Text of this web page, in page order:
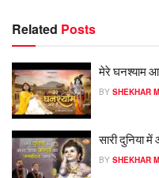
Related Posts
मेरे घनश्याम
BY SHEKHAR
सारी दुनिया
BY SHEKHAR